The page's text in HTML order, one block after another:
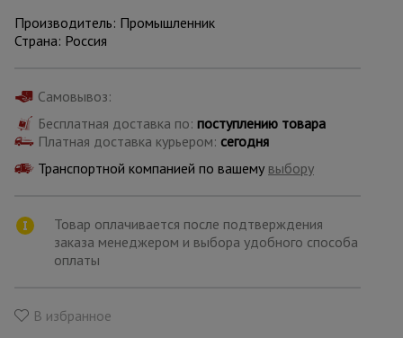
для
для работы с
арматурой
работ
Производитель: Промышленник
Страна: Россия
Самовывоз:
Бесплатная доставка по: поступлению товара
Платная доставка курьером: сегодня
Транспортной компанией по вашему выбору
Товар оплачивается после подтверждения
заказа менеджером и выбора удобного способа
оплаты
В избранное